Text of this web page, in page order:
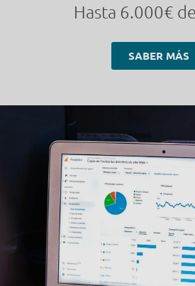
Hasta 6.000€
SABER MÁS